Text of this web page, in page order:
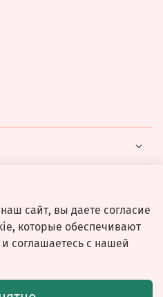
без письменного
сайт, вы даете согласие
которые обеспечивают
соглашаетесь с нашей